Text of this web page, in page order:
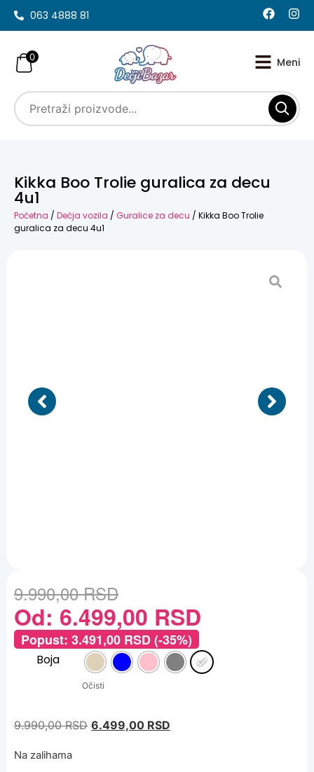
063 4888 81
0
Kikka Boo Trolie guralica za decu
4u1
Početna / Dečja vozila / Guralice za decu / Kikka Boo Trolie
guralica za decu 4u1
9.990,00RSD
Od: 6.499,00 RSD
Popust: 3.491,00 RSD(-35%)
Boja
Očisti
9.990,00RSD 6.499,00 RSD
Na zalihama